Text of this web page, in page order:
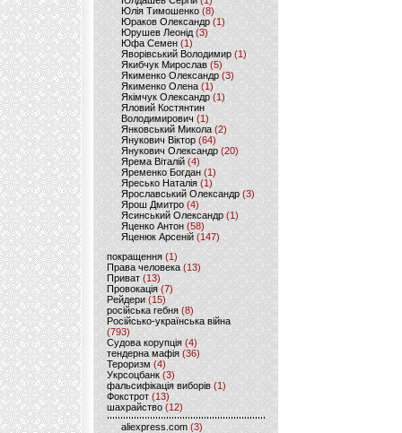
Юлія Тимошенко (8)
Юраков Олександр (1)
Юрушев Леонід (3)
Юфа Семен (1)
Яворівський Володимир (1)
Якибчук Мирослав (5)
Якименко Олександр (3)
Якименко Олена(1)
Якімчук Олександр (1)
Яловий Костянтин
Володимирович (1)
Янковський Микола(2)
Янукович Віктор (64)
Янукович Олександр(20)
Ярема Віталій(4)
Яременко Богдан(1)
Яресько Наталія(1)
Ярославський Олександр (3)
Ярош Дмитро (4)
Ясинський Олександр (1)
Яценко Антон(58)
Яценюк Арсеній (147)
покращення (1)
Права человека(13)
Приват (13)
Провокація (7)
Рейдери (15)
російська гебня (8)
Російсько-українська війна
(793)
Судова корупція (4)
тендерна мафія (36)
Тероризм (4)
Укрсоцбанк (3)
фальсифікація виборів (1)
Фокстрот(13)
шахрайство (12)
aliexpress.com (3)